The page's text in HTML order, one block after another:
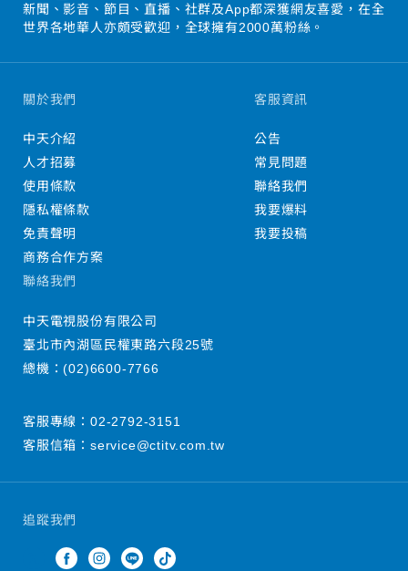
新聞、影音、節目、直播、社群及App都深獲網友喜愛，在全
世界各地華人亦頗受歡迎，全球擁有2000萬粉絲。
追蹤我們
關於我們
中天介紹
人才招募
使用條款
隱私權條款
免責聲明
商務合作方案
客服資訊
公告
常見問題
聯絡我們
我要爆料
我要投稿
聯絡我們
中天電視股份有限公司
臺北市內湖區民權東路六段25號
總機：(02)6600-7766
客服專線： 02-2792-3151
客服信箱： service@ctitv.com.tw